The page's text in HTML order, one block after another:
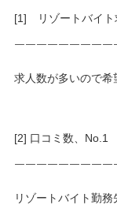
[1] リゾートバイト
￣￣￣￣￣￣￣￣￣
求人数が多いので希
[2] 口コミ数、No.1
￣￣￣￣￣￣￣￣￣
リゾートバイト勤